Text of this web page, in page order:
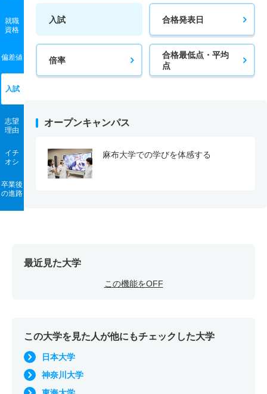
就職
資格
偏差値
入試
志望
理由
イチ
オシ
卒業後
の進路
入試 合格発表日
倍率
合格最低点・平均
点
オープンキャンパス
麻布大学での学びを体感する
最近見た大学
この機能をOFF
この大学を見た人が他にもチェックした大学
日本大学
神奈川大学